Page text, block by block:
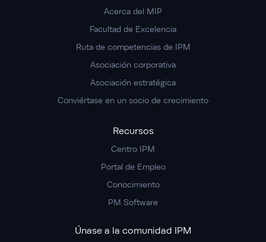
Acerca del MIP
Facultad de Excelencia
Ruta de competencias de IPM
Asociación corporativa
Asociación estratégica
Conviértase en un socio de crecimiento
Recursos
Centro IPM
Portal de Empleo
Conocimiento
PM Software
Únase a la comunidad IPM